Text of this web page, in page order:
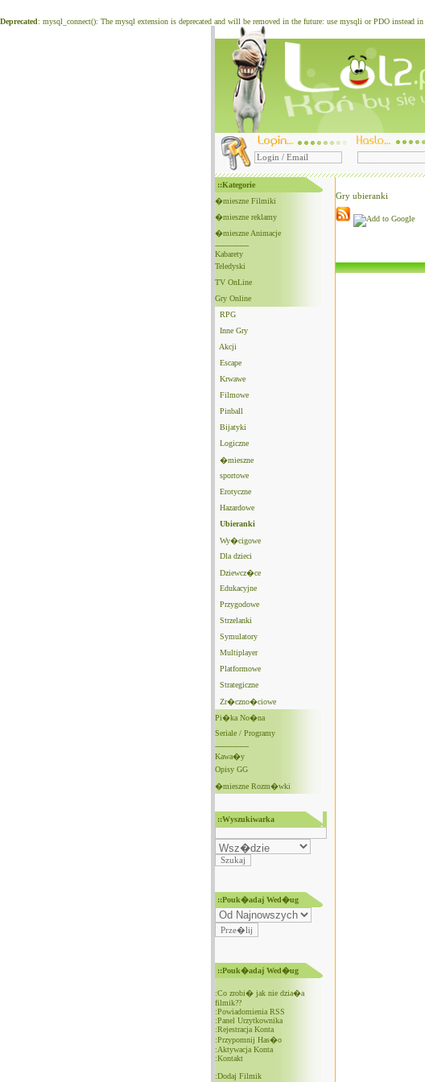
Deprecated: mysql_connect(): The mysql extension is deprecated and will be removed in the future: use mysqli or PDO instead in
::Kategorie
�mieszne Filmiki
�mieszne reklamy
�mieszne Animacje
--------------
Kabarety
Teledyski
TV OnLine
Gry Online
RPG
Inne Gry
Akcji
Escape
Krwawe
Filmowe
Pinball
Bijatyki
Logiczne
�mieszne
sportowe
Erotyczne
Hazardowe
Ubieranki
Wy�cigowe
Dla dzieci
Dziewcz�ce
Edukacyjne
Przygodowe
Strzelanki
Symulatory
Multiplayer
Platformowe
Strategiczne
Zr�czno�ciowe
Pi�ka No�na
Seriale / Programy
--------------
Kawa�y
Opisy GG
�mieszne Rozm�wki
::Wyszukiwarka
::Pouk�adaj Wed�ug
::Pouk�adaj Wed�ug
:Co zrobi� jak nie dzia�a
filmik??
:Powiadomienia RSS
:Panel Urzytkownika
:Rejestracja Konta
:Przypomnij Has�o
:Aktywacja Konta
:Kontakt
:Dodaj Filmik
Gry ubieranki